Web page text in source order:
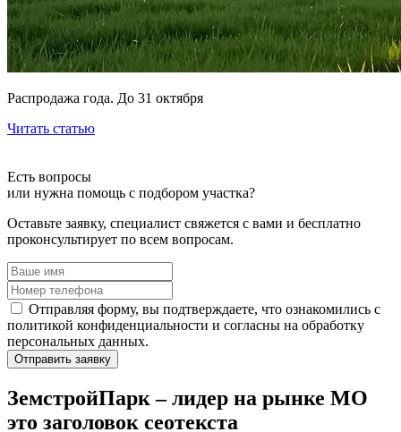
Распродажа года. До 31 октября
Читать статью
Есть вопросы
или нужна помощь с подбором участка?
Оставьте заявку, специалист свяжется с вами и бесплатно
проконсультирует по всем вопросам.
Отправляя форму, вы подтверждаете, что ознакомились с
политикой конфиденциальности и согласны на обработку
персональных данных.
Отправить заявку
ЗемстройПарк – лидер на рынке МО
это заголовок сеотекста